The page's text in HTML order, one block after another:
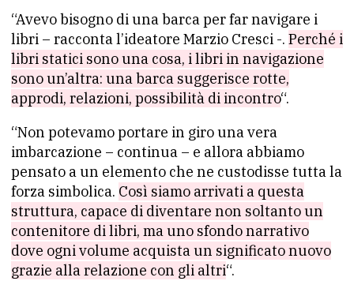
“Avevo bisogno di una barca per far navigare i
libri – racconta l’ideatore Marzio Cresci -. Perché i
libri statici sono una cosa, i libri in navigazione
sono un’altra: una barca suggerisce rotte,
approdi, relazioni, possibilità di incontro“.
“Non potevamo portare in giro una vera
imbarcazione – continua – e allora abbiamo
pensato a un elemento che ne custodisse tutta la
forza simbolica. Così siamo arrivati a questa
struttura, capace di diventare non soltanto un
contenitore di libri, ma uno sfondo narrativo
dove ogni volume acquista un significato nuovo
grazie alla relazione con gli altri“.